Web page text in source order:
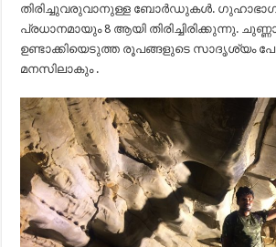
തിരിച്ചുവരുവാനുള്ള ബോർഡുകൾ.
പ്രധാനമായും 8 ആയി തിരിച്ചിരിക്കുന്നു.
ഉണ്ടാക്കിയെടുത്ത രൂപങ്ങളുടെ സാദൃശ്യം
മനസിലാകും .